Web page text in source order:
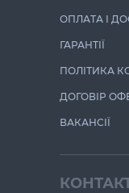
ОПЛАТА І
ГАРАНТІЇ
ПОЛІТИКА
ДОГОВІР
ВАКАНСІЇ